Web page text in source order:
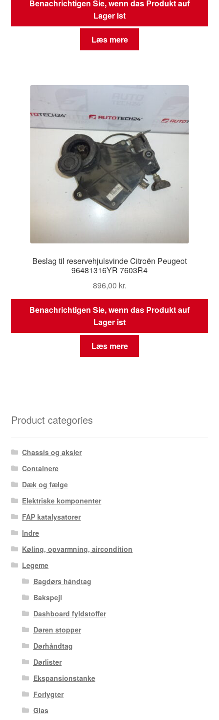
Benachrichtigen Sie, wenn das Produkt auf
Lager ist
Læs mere
Beslag til reservehjulsvinde Citroën Peugeot
96481316YR 7603R4
896,00 kr.
Benachrichtigen Sie, wenn das Produkt auf
Lager ist
Læs mere
Product categories
Chassis og aksler
Containere
Dæk og fælge
Elektriske komponenter
FAP katalysatorer
Indre
Køling, opvarmning, aircondition
Legeme
Bagdørs håndtag
Bakspejl
Dashboard fyldstoffer
Døren stopper
Dørhåndtag
Dørlister
Ekspansionstanke
Forlygter
Glas